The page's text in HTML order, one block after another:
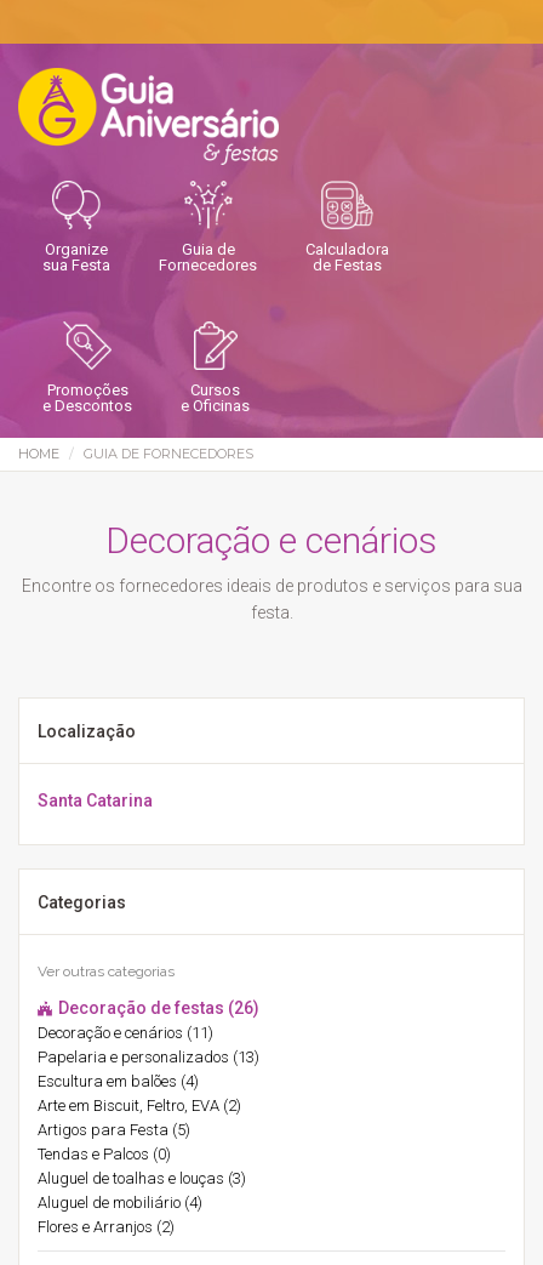
Organize
sua Festa
Guia de
Fornecedores
Calculadora
de Festas
Promoções
e Descontos
Cursos
e Oficinas
HOME GUIA DE FORNECEDORES
Decoração e cenários
Encontre os fornecedores ideais de produtos e serviços para sua
festa.
Localização
Santa Catarina
Categorias
Ver outras categorias
Decoração de festas (26)
Decoração e cenários (11)
Papelaria e personalizados (13)
Escultura em balões (4)
Arte em Biscuit, Feltro, EVA (2)
Artigos para Festa (5)
Tendas e Palcos (0)
Aluguel de toalhas e louças (3)
Aluguel de mobiliário (4)
Flores e Arranjos (2)